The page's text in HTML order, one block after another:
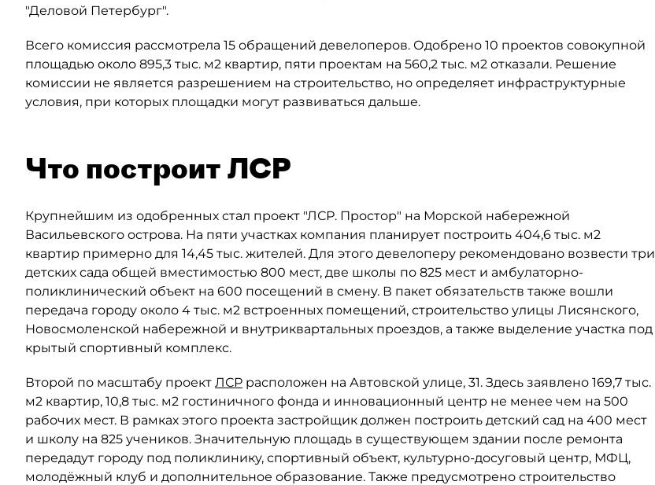
"Деловой Петербург".
Всего комиссия рассмотрела 15 обращений девелоперов. Одобрено 10 проектов совокупной
площадью около 895,3 тыс. м2 квартир, пяти проектам на 560,2 тыс. м2 отказали. Решение
комиссии не является разрешением на строительство, но определяет инфраструктурные
условия, при которых площадки могут развиваться дальше.
Что построит ЛСР
Крупнейшим из одобренных стал проект "ЛСР. Простор" на Морской набережной
Васильевского острова. На пяти участках компания планирует построить 404,6 тыс. м2
квартир примерно для 14,45 тыс. жителей. Для этого девелоперу рекомендовано возвести три
детских сада общей вместимостью 800 мест, две школы по 825 мест и амбулаторно-
поликлинический объект на 600 посещений в смену. В пакет обязательств также вошли
передача городу около 4 тыс. м2 встроенных помещений, строительство улицы Лисянского,
Новосмоленской набережной и внутриквартальных проездов, а также выделение участка под
крытый спортивный комплекс.
Второй по масштабу проект ЛСР расположен на Автовской улице, 31. Здесь заявлено 169,7 тыс.
м2 квартир, 10,8 тыс. м2 гостиничного фонда и инновационный центр не менее чем на 500
рабочих мест. В рамках этого проекта застройщик должен построить детский сад на 400 мест
и школу на 825 учеников. Значительную площадь в существующем здании после ремонта
передадут городу под поликлинику, спортивный объект, культурно-досуговый центр, МФЦ,
молодёжный клуб и дополнительное образование. Также предусмотрено строительство